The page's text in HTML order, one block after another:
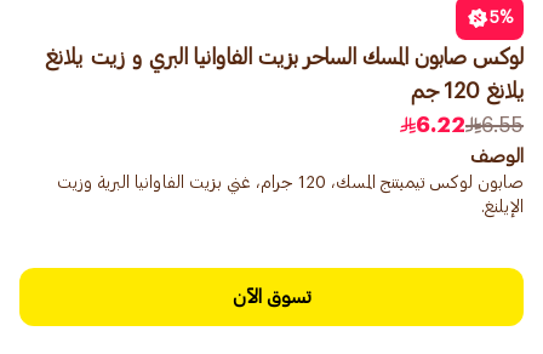
5%
لوكس صابون المسك الساحر بزيت الفاوانيا البري و زيت يلانغ
يلانغ 120 جم
6.55
6.22
الوصف
صابون لوكس تيمبتنج المسك، 120 جرام، غني بزيت الفاوانيا البرية وزيت
الإيلنغ.
تسوق الآن